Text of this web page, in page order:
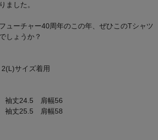
ました。
ューチャー40周年のこの年、ぜひこのTシャツ
しょうか？
サイズ着用
袖丈24.5 肩幅56
袖丈25.5 肩幅58